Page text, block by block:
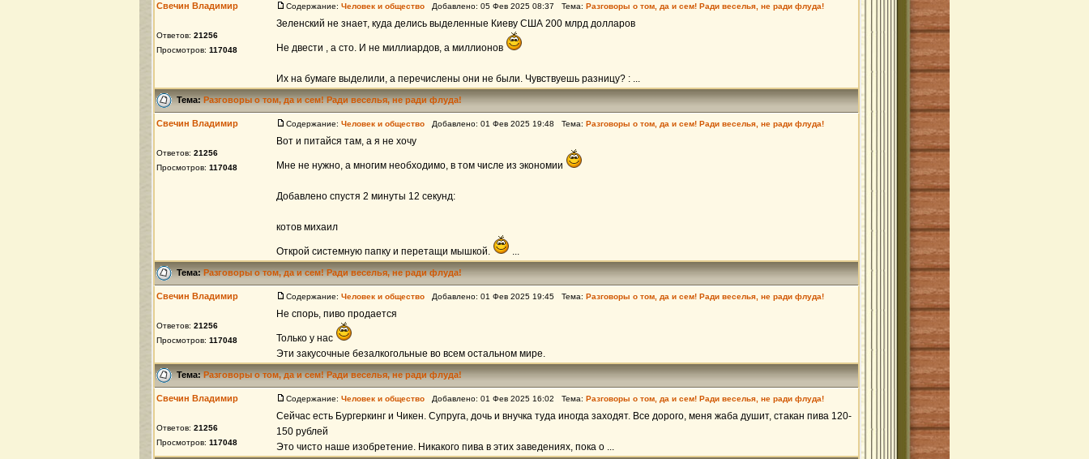
Свечин Владимир
Ответов: 21256
Просмотров: 117048
Содержание: Человек и общество Добавлено: 05 Фев 2025 08:37 Тема: Разговоры о том, да и сем! Ради веселья, не ради флуда!
Зеленский не знает, куда делись выделенные Киеву США 200 млрд долларов
Не двести , а сто. И не миллиардов, а миллионов
Их на бумаге выделили, а перечислены они не были. Чувствуешь разницу? : ...
Тема:Разговоры о том, да и сем! Ради веселья, не ради флуда!
Свечин Владимир
Ответов: 21256
Просмотров: 117048
Содержание: Человек и общество Добавлено: 01 Фев 2025 19:48 Тема: Разговоры о том, да и сем! Ради веселья, не ради флуда!
Вот и питайся там, а я не хочу
Мне не нужно, а многим необходимо, в том числе из экономии
Добавлено спустя 2 минуты 12 секунд:
котов михаил
Открой системную папку и перетащи мышкой. ...
Тема:Разговоры о том, да и сем! Ради веселья, не ради флуда!
Свечин Владимир
Ответов: 21256
Просмотров: 117048
Содержание: Человек и общество Добавлено: 01 Фев 2025 19:45 Тема: Разговоры о том, да и сем! Ради веселья, не ради флуда!
Не спорь, пиво продается
Только у нас
Эти закусочные безалкогольные во всем остальном мире.
Тема:Разговоры о том, да и сем! Ради веселья, не ради флуда!
Свечин Владимир
Ответов: 21256
Просмотров: 117048
Содержание: Человек и общество Добавлено: 01 Фев 2025 16:02 Тема: Разговоры о том, да и сем! Ради веселья, не ради флуда!
Сейчас есть Бургеркинг и Чикен. Супруга, дочь и внучка туда иногда заходят. Все дорого, меня жаба душит, стакан пива 120-
150 рублей
Это чисто наше изобретение. Никакого пива в этих заведениях, пока о ...